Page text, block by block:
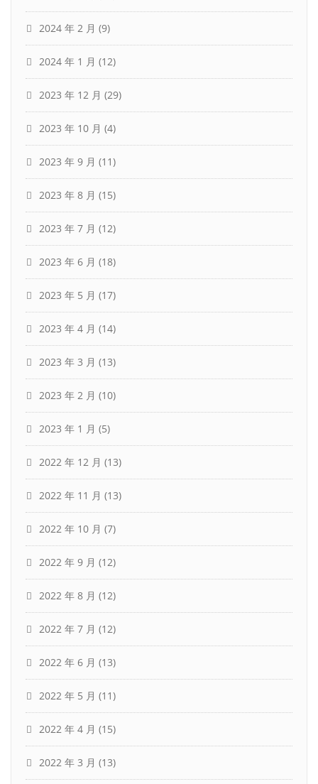
2024 年 2 月 (9)
2024 年 1 月 (12)
2023 年 12 月 (29)
2023 年 10 月 (4)
2023 年 9 月 (11)
2023 年 8 月 (15)
2023 年 7 月 (12)
2023 年 6 月 (18)
2023 年 5 月 (17)
2023 年 4 月 (14)
2023 年 3 月 (13)
2023 年 2 月 (10)
2023 年 1 月 (5)
2022 年 12 月 (13)
2022 年 11 月 (13)
2022 年 10 月 (7)
2022 年 9 月 (12)
2022 年 8 月 (12)
2022 年 7 月 (12)
2022 年 6 月 (13)
2022 年 5 月 (11)
2022 年 4 月 (15)
2022 年 3 月 (13)